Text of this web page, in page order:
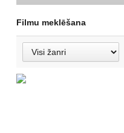
Filmu meklēšana